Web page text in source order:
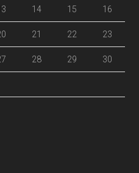
14 15 16
21 22 23
28 29 30